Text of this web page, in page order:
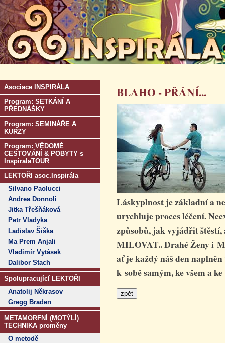
Asociace INSPIRÁLA
Program: SETKÁNÍ A
PŘEDNÁŠKY
Program: SEMINÁŘE A
KURZY
Program: VĚDOMÉ
CESTOVÁNÍ & POBYTY s
InspiralaTOUR
LEKTOŘI asoc.Inspirála
Silvano Paolucci
Andrea Donnoli
Jitka Třešňáková
Petr Vladyka
Ladislav Šiška
Ma Prem Anjali
Vladimír Vytásek
Dalibor Stach
Spolupracující LEKTOŘI
Anatolij Někrasov
Gregg Braden
METAMORFNÍ (MOTÝLÍ)
TECHNIKA proměny
O metodě
BLAHO - PŘÁNÍ...
Láskyplnost je základní a
urychluje proces léčení.
způsobů, jak vyjádřit štěstí,
MILOVAT.. Drahé Ženy i
ať je každý náš den
k sobě samým, ke všem a